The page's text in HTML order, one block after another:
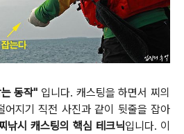
동작" 입니다. 캐스팅을 하면서 찌의
어지기 직전 사진과 같이 뒷줄을 잡아
낚시 캐스팅의 핵심 테크닉 입니다. 이